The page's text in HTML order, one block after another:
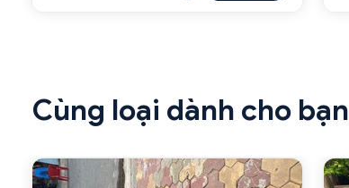
Cùng loại dành cho bạn